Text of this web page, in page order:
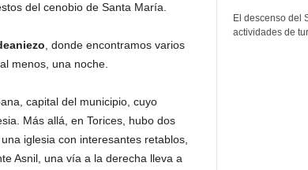
del cenobio de Santa María.
, donde encontramos varios
menos, una noche.
capital del municipio, cuyo
Más allá, en Torices, hubo dos
iglesia con interesantes retablos,
Asnil, una vía a la derecha lleva a
El descenso del
actividades de